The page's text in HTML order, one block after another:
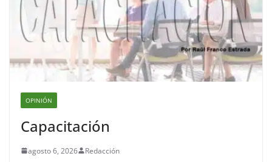
OPINIÓN
Capacitación
agosto 6, 2026 Redacción